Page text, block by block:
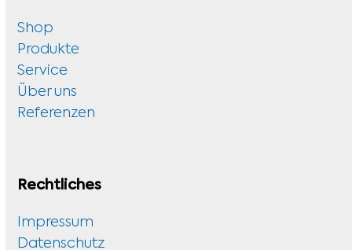
Shop
Produkte
Service
Über uns
Referenzen
Rechtliches
Impressum
Datenschutz